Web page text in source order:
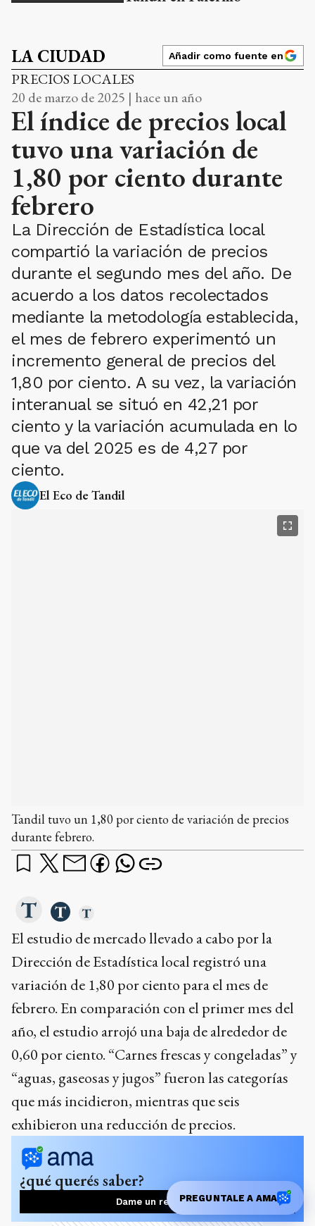
LA CIUDAD Añadir como fuente en
PRECIOS LOCALES
20 de marzo de 2025 | hace un año
El índice de precios local
tuvo una variación de
1,80 por ciento durante
febrero
La Dirección de Estadística local
compartió la variación de precios
durante el segundo mes del año. De
acuerdo a los datos recolectados
mediante la metodología establecida,
el mes de febrero experimentó un
incremento general de precios del
1,80 por ciento. A su vez, la variación
interanual se situó en 42,21 por
ciento y la variación acumulada en lo
que va del 2025 es de 4,27 por
ciento.
El Eco de Tandil
El estudio de mercado llevado a cabo por la
Dirección de Estadística local registró una
febrero. En comparación con el primer mes del
año, el estudio arrojó una baja de alrededor de
0,60 por ciento. “Carnes frescas y congeladas” y
“aguas, gaseosas y jugos” fueron las categorías
que más incidieron, mientras que seis
exhibieron una reducción de precios.
¿qué querés saber?
Dame un resumen
PREGUNTALE A AMA